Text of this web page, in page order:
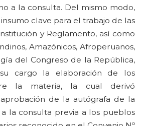
a la consulta. Del mismo modo,
clave para el trabajo de las
y Reglamento, así como
Amazónicos, Afroperuanos,
del Congreso de la República,
cargo la elaboración de los
la materia, la cual derivó
de la autógrafa de la
la consulta previa a los pueblos